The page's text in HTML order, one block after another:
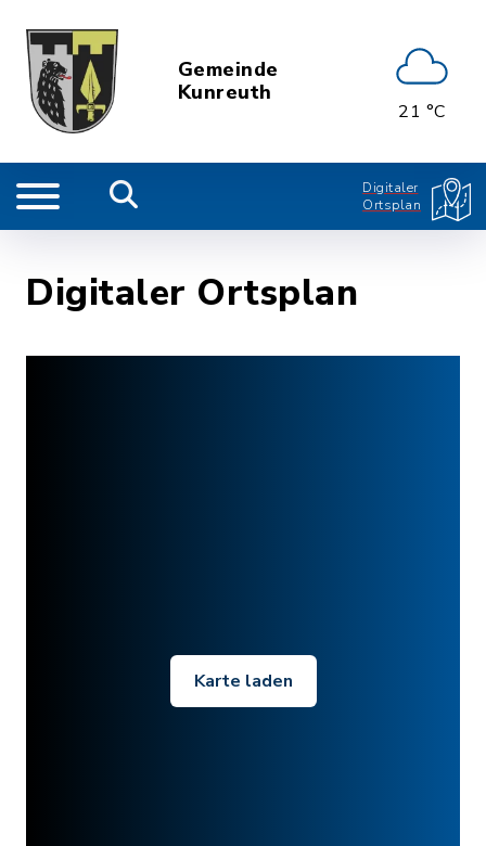
Gemeinde
Kunreuth
21 °C
Digitaler
Ortsplan
Digitaler Ortsplan
Karte laden